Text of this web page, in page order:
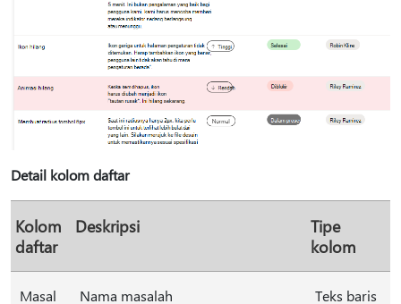
Detail kolom daftar
Kolom
daftar
Deskripsi
Tipe
kolom
Masal
Nama masalah
Teks baris